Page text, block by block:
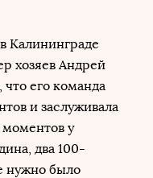
Калининграде
хозяев Андрей
что его команда
и заслуживала
у
два 100-
нужно было